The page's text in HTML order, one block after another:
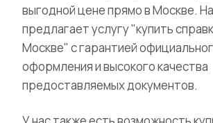
выгодной цене прямо в Москве.
предлагает услугу "купить
Москве" с гарантией
оформления и высокого качества
предоставляемых документов.